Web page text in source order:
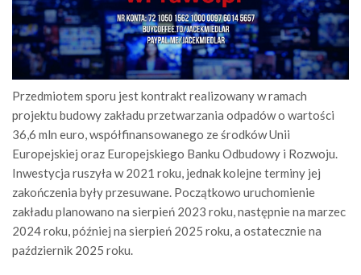
Przedmiotem sporu jest kontrakt realizowany w ramach
projektu budowy zakładu przetwarzania odpadów o wartości
36,6 mln euro, współfinansowanego ze środków Unii
Europejskiej oraz Europejskiego Banku Odbudowy i Rozwoju.
Inwestycja ruszyła w 2021 roku, jednak kolejne terminy jej
zakończenia były przesuwane. Początkowo uruchomienie
zakładu planowano na sierpień 2023 roku, następnie na marzec
2024 roku, później na sierpień 2025 roku, a ostatecznie na
październik 2025 roku.